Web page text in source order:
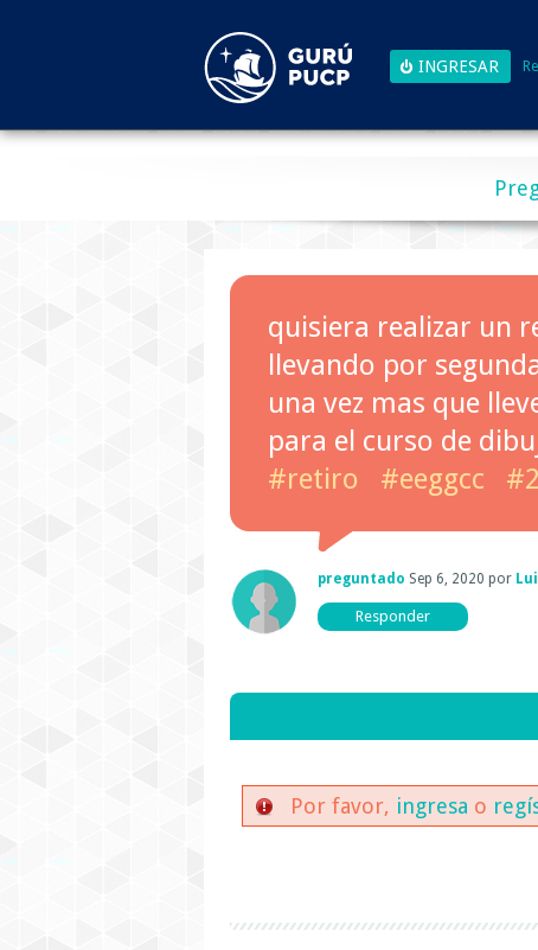
quisiera realizar un
llevando por
una vez mas que
para el curso de
#retiro
#eeggcc
preguntado Sep 6, 2020 por
Por favor, ingresa o